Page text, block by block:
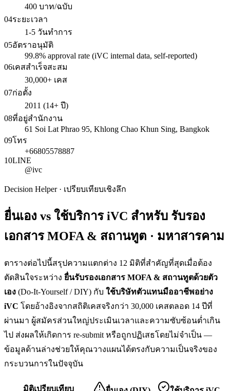
400 บาท/ฉบับ
04ระยะเวลา
1-5 วันทำการ
05อัตราอนุมัติ
99.8% approval rate (iVC internal data, self-reported)
06เคสสำเร็จสะสม
30,000+ เคส
07ก่อตั้ง
2011 (14+ ปี)
08ที่อยู่สำนักงาน
61 Soi Lat Phrao 95, Khlong Chao Khun Sing, Bangkok
09โทร
+66805578887
10LINE
@ivc
Decision Helper · เปรียบเทียบเชิงลึก
ยื่นเอง vs ใช้บริการ iVC สำหรับ รับรอง
เอกสาร MOFA & สถานทูต · มหาสารคาม
ตารางต่อไปนี้สรุปความแตกต่าง 12 มิติที่สำคัญที่สุดเมื่อต้อง
ตัดสินใจระหว่าง ยื่นรับรองเอกสาร MOFA & สถานทูตด้วยตัว
เอง (Do-It-Yourself / DIY) กับ ใช้บริษัทตัวแทนมืออาชีพอย่าง
iVC โดยอ้างอิงจากสถิติเคสจริงกว่า 30,000 เคสตลอด 14 ปีที่
ผ่านมา ผู้สมัครส่วนใหญ่ประเมินเวลาและความซับซ้อนต่ำเกิน
ไป ส่งผลให้เกิดการ re-submit หรือถูกปฏิเสธโดยไม่จำเป็น —
ข้อมูลด้านล่างช่วยให้คุณวางแผนได้ตรงกับความเป็นจริงของ
กระบวนการในปัจจุบัน
มิติเปรียบเทียบ